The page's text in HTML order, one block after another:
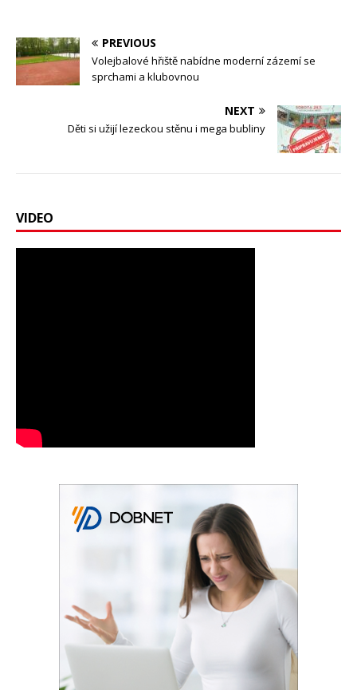
PREVIOUS
Volejbalové hřiště nabídne moderní zázemí se
sprchami a klubovnou
NEXT
Děti si užijí lezeckou stěnu i mega bubliny
VIDEO